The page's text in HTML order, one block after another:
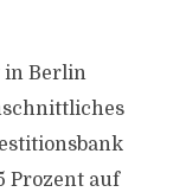
in Berlin
Prozent auf